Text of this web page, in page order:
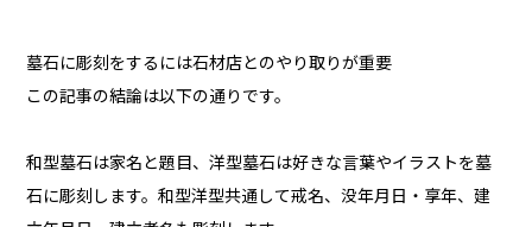
墓石に彫刻をするには石材店とのやり取りが重要
この記事の結論は以下の通りです。
和型墓石は家名と題目、洋型墓石は好きな言葉やイラストを墓
石に彫刻します。和型洋型共通して戒名、没年月日・享年、建